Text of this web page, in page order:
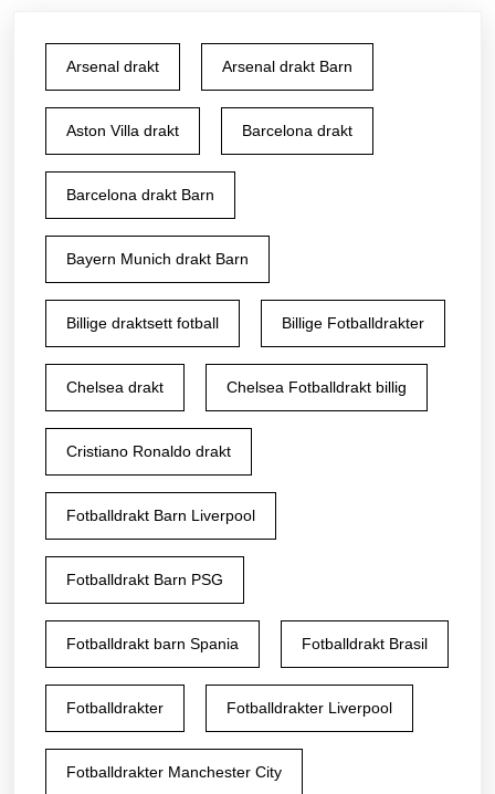
Arsenal drakt Arsenal drakt Barn
Aston Villa drakt Barcelona drakt
Barcelona drakt Barn
Bayern Munich drakt Barn
Billige draktsett fotball Billige Fotballdrakter
Chelsea drakt Chelsea Fotballdrakt billig
Cristiano Ronaldo drakt
Fotballdrakt Barn Liverpool
Fotballdrakt Barn PSG
Fotballdrakt barn Spania Fotballdrakt Brasil
Fotballdrakter Fotballdrakter Liverpool
Fotballdrakter Manchester City